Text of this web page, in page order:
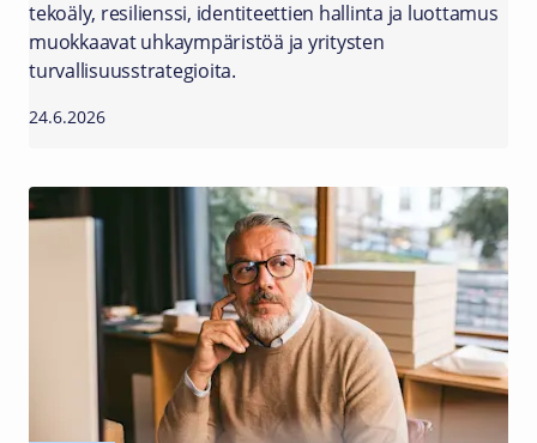
tekoäly, resilienssi, identiteettien hallinta ja luottamus
muokkaavat uhkaympäristöä ja yritysten
turvallisuusstrategioita.
24.6.2026